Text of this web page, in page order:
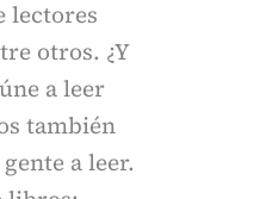
lectores
otros. ¿Y
a leer
también
a leer.